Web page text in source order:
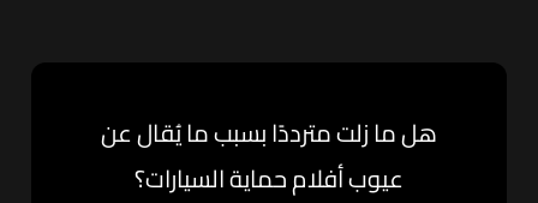
هل ما زلت مترددًا بسبب ما يُقال عن
عيوب أفلام حماية السيارات؟